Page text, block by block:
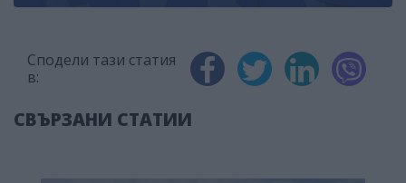
Сподели тази статия
в:
СВЪРЗАНИ СТАТИИ